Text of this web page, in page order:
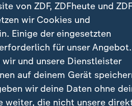
drei Monate
werden können.
von ZDF, ZDFheute und
wir Cookies und
Einige der eingesetzten
für unser
und unsere Dienstleister
auf deinem Gerät
wir deine Daten ohne
weiter, die nicht unsere